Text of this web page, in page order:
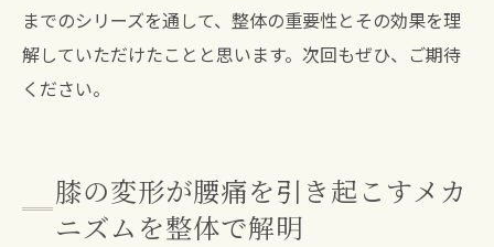
までのシリーズを通して、整体の重要性とその効果を理
解していただけたことと思います。次回もぜひ、ご期待
ください。
膝の変形が腰痛を引き起こすメカ
ニズムを整体で解明